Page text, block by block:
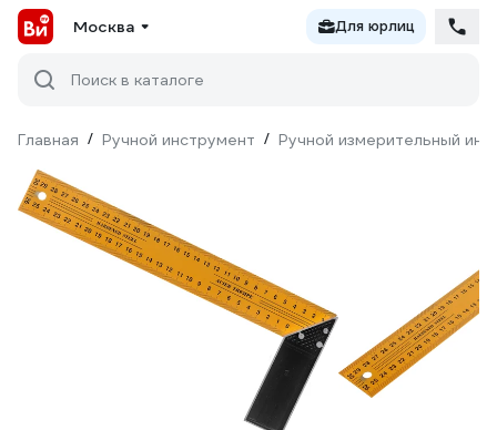
Москва Для юрлиц
Поиск в каталоге
Главная / Ручной инструмент / Ручной измерительный